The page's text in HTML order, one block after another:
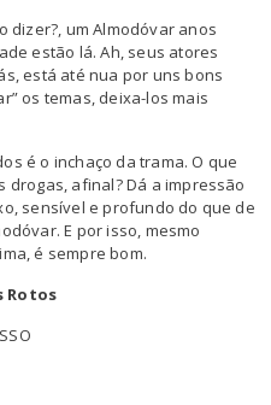
dizer?, um Almodóvar anos
estão lá. Ah, seus atores
está até nua por uns bons
os temas, deixa-los mais
é o inchaço da trama. O que
drogas, afinal? Dá a impressão
sensível e profundo do que de
E por isso, mesmo
é sempre bom.
Rotos